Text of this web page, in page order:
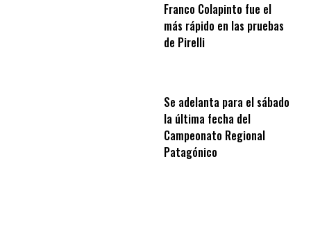
Franco Colapinto fue el
más rápido en las pruebas
de Pirelli
Se adelanta para el sábado
la última fecha del
Campeonato Regional
Patagónico